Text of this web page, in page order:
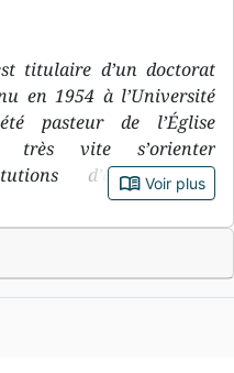
titulaire d’un doctorat
en 1954 à l’Université
pasteur de l’Église
très vite s’orienter
d’enseignement
où il a enseigné
ensuite assumer le poste
House jusqu’en 1970.
il retourne à Bristol
En 1979, il quitte
book_open Voir plus